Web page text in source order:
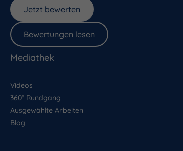
Jetzt bewerten
Bewertungen lesen
Mediathek
Videos
360° Rundgang
Ausgewählte Arbeiten
Blog